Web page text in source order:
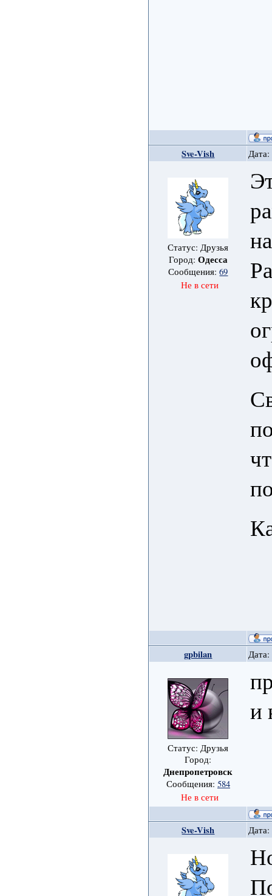
Sve-Vish
Статус: Друзья
Город: Одесса
Сообщения:69
Не в сети
gpbilan
Статус: Друзья
Город:
Днепропетровск
Сообщения: 584
Не в сети
и
Sve-Vish